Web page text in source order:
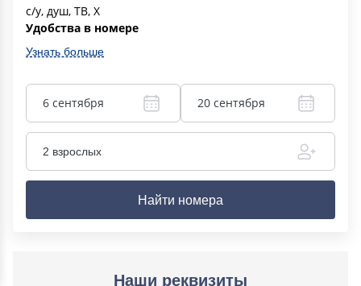
с/у, душ, ТВ, Х
Удобства в номере
Узнать больше
6 сентября 20 сентября
2 взрослых
Найти номера
Наши реквизиты